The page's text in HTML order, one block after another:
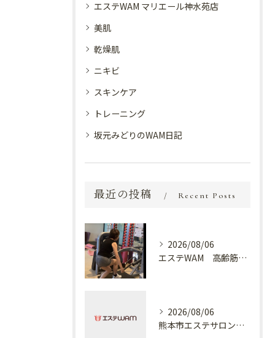
エステWAM マリエール神水苑店
美肌
乾燥肌
ニキビ
スキンケア
トレーニング
坂元みどりのWAM日記
最近の投稿 Recent Posts
2026/08/06
エステWAM 高齢筋トレ
2026/08/06
熊本市エステサロン プラスでケア✨